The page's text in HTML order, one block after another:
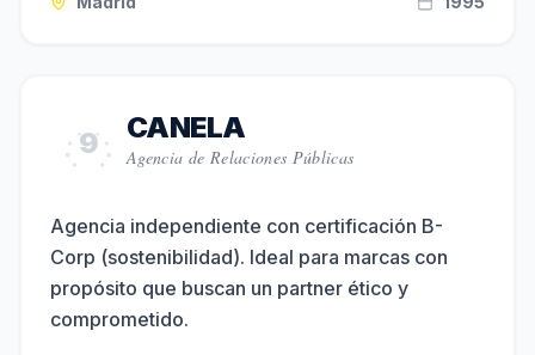
9 CANELA
Agencia de Relaciones Públicas
Agencia independiente con certificación B-
Corp (sostenibilidad). Ideal para marcas con
propósito que buscan un partner ético y
comprometido.